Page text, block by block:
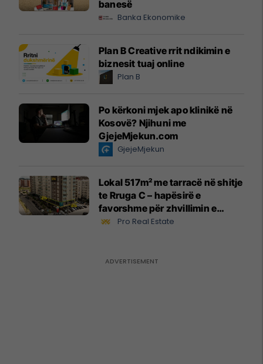
banesë
Banka Ekonomike
Plan B Creative rrit ndikimin e
biznesit tuaj online
Plan B
Po kërkoni mjek apo klinikë në
Kosovë? Njihuni me
GjejeMjekun.com
GjejeMjekun
Lokal 517m² me tarracë në shitje
te Rruga C – hapësirë e
favorshme për zhvillimin e
biznesit #15796
Pro Real Estate